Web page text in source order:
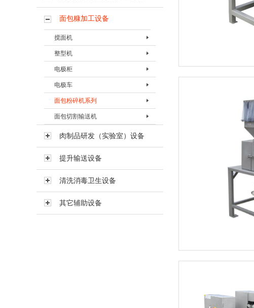
面包糠加工设备
搅面机
搅面机BJBJ-200A
整型机
整型机BZXJ-Ⅰ
电极柜
电极柜BDJG-Ⅰ
电极车
面包粉碎机系列
面包粉碎机BFSJ-I
面包粉碎机BFSJ-Ⅱ
面包粉碎机BFSJ-III
面包切割输送机
面包切割输送机
肉制品研发（实验室）设备
提升输送设备
清洗消毒卫生设备
其它辅助设备